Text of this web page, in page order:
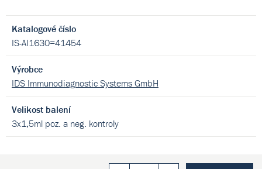
Katalogové číslo
IS-AI1630=41454
Výrobce
IDS Immunodiagnostic Systems GmbH
Velikost balení
3x1,5ml poz. a neg. kontroly